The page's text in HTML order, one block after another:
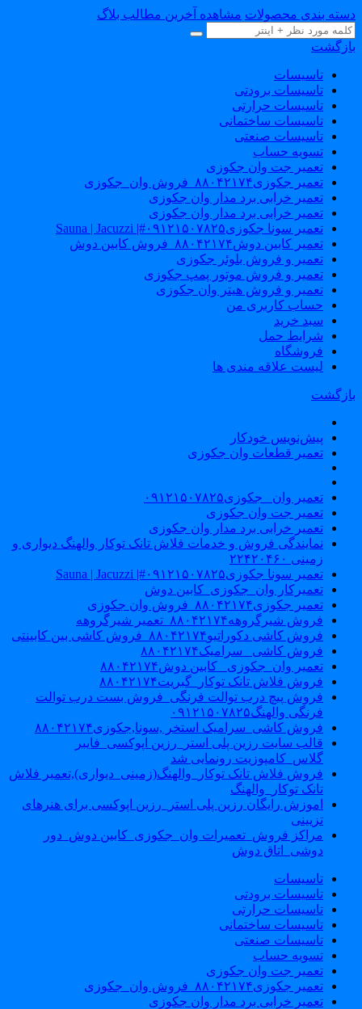
بندی محصولات مشاهده آخرین مطالب بلاگ
تاسیسات
تاسیسات برودتی
تاسیسات حرارتی
تاسیسات ساختمانی
تاسیسات صنعتی
تسویه حساب
تعمیر جت وان جکوزی
تعمیر جکوزی۸۸۰۴۲۱۷۴_فروش وان_جکوزی
تعمیر خرابی برد مدار وان جکوزی
تعمیر خرابی برد مدار وان جکوزی
تعمیر سونا جکوزی۰۹۱۲۱۵۰۷۸۲۵#| Sauna | Jacuzzi
تعمیر کابین دوش۸۸۰۴۲۱۷۴_فروش کابین دوش
تعمیر و فروش بلوئر جکوزی
تعمیر و فروش موتور پمپ جکوزی
تعمیر و فروش هیتر وان جکوزی
حساب کاربری من
سبد خرید
شرایط حمل
فروشگاه
لیست علاقه مندی ها
پیش‌نویس خودکار
تعمیر قطعات وان جکوزی
تعمیر وان _جکوزی۰۹۱۲۱۵۰۷۸۲۵
تعمیر جت وان جکوزی
تعمیر خرابی برد مدار وان جکوزی
نمایندگی فروش و خدمات فلاش تانک توکار والهنگ دیواری و
زمینی ۲۲۴۲۰۴۶۰
تعمیر سونا جکوزی۰۹۱۲۱۵۰۷۸۲۵#| Sauna | Jacuzzi
تعمیرکار وان_جکوزی_کابین دوش
تعمیر جکوزی۸۸۰۴۲۱۷۴_فروش وان جکوزی
فروش شیرگروهه۸۸۰۴۲۱۷۴_تعمیر شیرگروهه
فروش کاشی دکوراتیو۸۸۰۴۲۱۷۴_فروش کاشی بین کابینتی
فروش کاشی _سرامیک۸۸۰۴۲۱۷۴
تعمیر وان_جکوزی_ کابین دوش۸۸۰۴۲۱۷۴
فروش فلاش تانک توکار_گبریت۸۸۰۴۲۱۷۴
فروش پیچ درب توالت فرنگی_فروش بست درب توالت
فرنگی والهنگ۰۹۱۲۱۵۰۷۸۲۵
فروش کاشی_سرامیک استخر ,سونا,جکوزی۸۸۰۴۲۱۷۴
قالب سایت رزین پلی استر_رزین اپوکسی_فایبر
گلاس_کامپوزیت رونمایی شد
فروش فلاش تانک توکار_والهنگ(زمینی_دیواری),تعمیر فلاش
تانک توکار_والهنگ
اموزش رایگان رزین پلی استر_رزین اپوکسی برای هنرهای
تزیینی
مراکز فروش_تعمیرات وان_جکوزی_کابین دوش_دور
دوشی_اتاق دوش
تاسیسات
تاسیسات برودتی
تاسیسات حرارتی
تاسیسات ساختمانی
تاسیسات صنعتی
تسویه حساب
تعمیر جت وان جکوزی
تعمیر جکوزی۸۸۰۴۲۱۷۴_فروش وان_جکوزی
تعمیر خرابی برد مدار وان جکوزی